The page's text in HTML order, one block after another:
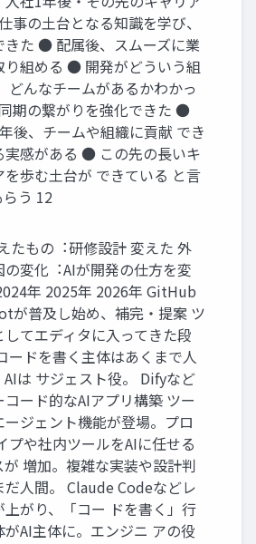
事の⼟台となる知識を学び、
きた ● 配属後、スムーズに業
り組める ● 開発がどういう組
どんなチームがあるかわかっ
期の繋がりを強化できた ●
後、チームや組織に貢献 でき
実感がある ● この先の⻑いキ
を歩む⼟台が できている と⾔
らう 12
たもの︓研修設計 変えた 外
の変化︓AIが開発の仕⽅を変
年 2025年 2026年 GitHub
が普及し始め、補完・提案 ツ
してエディタに⼊ってきた段
ードを書く主体はあくまで⼈
AIは サジェスト役。 Difyなど
コード的なAIアプリ構築 ツー
ージェント機能が登場。プロ
プや社内ツールをAIに任せる
が 増加。複雑な実装や設計判
だ⼈間。 Claude Codeなどレ
上がり、「コー ドを書く」⾏
がAI主体に。エンジニ アの役